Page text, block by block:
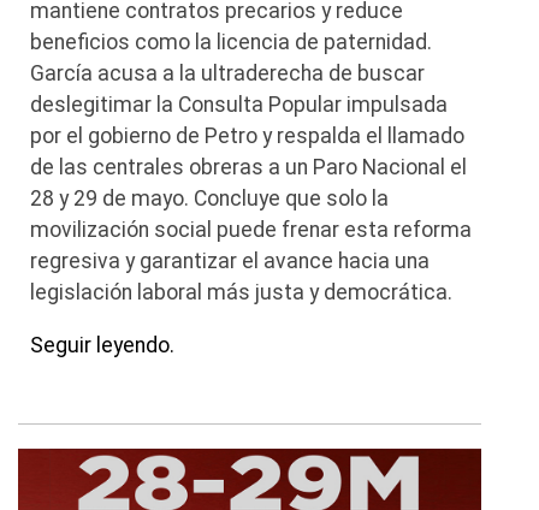
mantiene contratos precarios y reduce
beneficios como la licencia de paternidad.
García acusa a la ultraderecha de buscar
deslegitimar la Consulta Popular impulsada
por el gobierno de Petro y respalda el llamado
de las centrales obreras a un Paro Nacional el
28 y 29 de mayo. Concluye que solo la
movilización social puede frenar esta reforma
regresiva y garantizar el avance hacia una
legislación laboral más justa y democrática.
Seguir leyendo.